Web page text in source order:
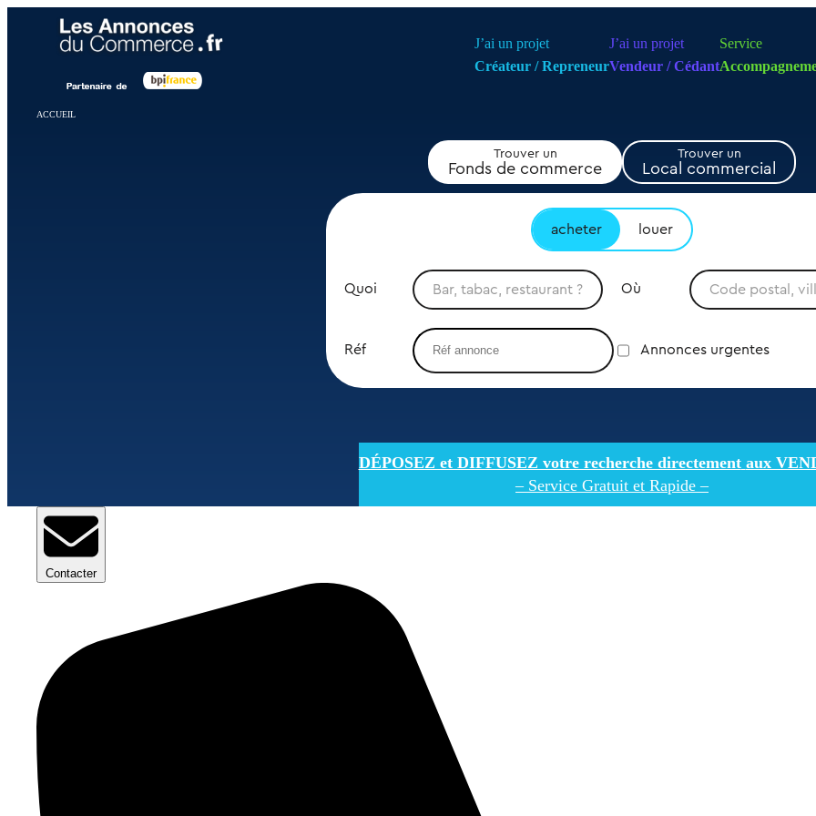
J’ai un projet
Créateur / Repreneur
J’ai un projet
Vendeur / Cédant
Service
ACCUEIL
Trouver un
Fonds de commerce
Trouver un
Local commercial
acheter louer
Quoi Où
Réf Annonces urgentes
DÉPOSEZ et DIFFUSEZ votre recherche directement aux
– Service Gratuit et Rapide –
Contacter
Panneau de gestion des cookies